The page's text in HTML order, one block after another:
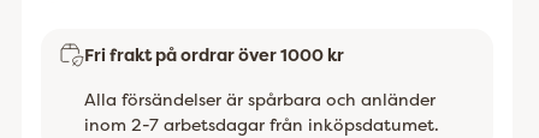
Fri frakt på ordrar över 1000 kr
Alla försändelser är spårbara och anländer
inom 2-7 arbetsdagar från inköpsdatumet.